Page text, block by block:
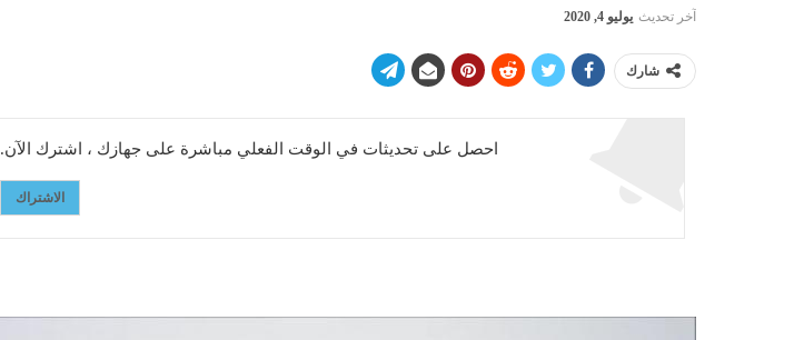
آخر تحديث يوليو 4, 2020
شارك
احصل على تحديثات في الوقت الفعلي مباشرة على جهازك ، اشترك الآن.
الاشتراك